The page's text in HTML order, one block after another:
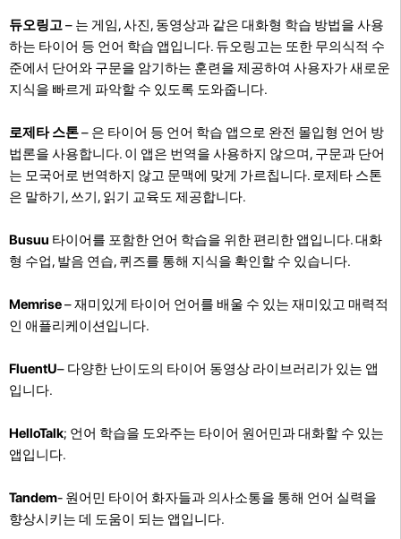
듀오링고 – 는 게임, 사진, 동영상과 같은 대화형 학습 방법을 사용
하는 타이어 등 언어 학습 앱입니다. 듀오링고는 또한 무의식적 수
준에서 단어와 구문을 암기하는 훈련을 제공하여 사용자가 새로운
지식을 빠르게 파악할 수 있도록 도와줍니다.
로제타 스톤– 은 타이어 등 언어 학습 앱으로 완전 몰입형 언어 방
법론을 사용합니다. 이 앱은 번역을 사용하지 않으며, 구문과 단어
는 모국어로 번역하지 않고 문맥에 맞게 가르칩니다. 로제타 스톤
은 말하기, 쓰기, 읽기 교육도 제공합니다.
Busuu 타이어를 포함한 언어 학습을 위한 편리한 앱입니다. 대화
형 수업, 발음 연습, 퀴즈를 통해 지식을 확인할 수 있습니다.
Memrise– 재미있게 타이어 언어를 배울 수 있는 재미있고 매력적
인 애플리케이션입니다.
FluentU– 다양한 난이도의 타이어 동영상 라이브러리가 있는 앱
입니다.
HelloTalk; 언어 학습을 도와주는 타이어 원어민과 대화할 수 있는
앱입니다.
Tandem- 원어민 타이어 화자들과 의사소통을 통해 언어 실력을
향상시키는 데 도움이 되는 앱입니다.